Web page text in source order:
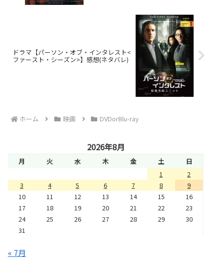
ドラマ【パーソン・オブ・インタレスト<
ファースト・シーズン>】感想(ネタバレ)
ホーム 映画 DVDorBlu-ray
2026年8月
月 火 水 木 金 土
日
1
2
3
4 5 6 7 8
9
10
11 12 13 14 15
16
17
18 19 20 21 22
23
24
25 26 27 28 29
30
31
« 7月